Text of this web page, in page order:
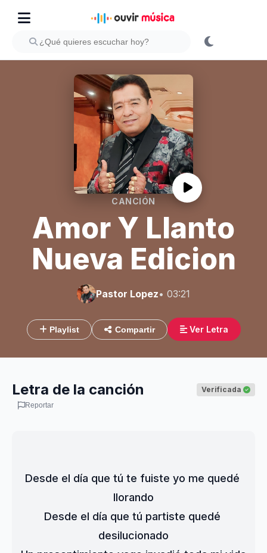
CANCIÓN
Amor Y Llanto
Nueva Edicion
Pastor Lopez• 03:21
Playlist Compartir Ver Letra
Letra de la canción Verificada
Reportar
Desde el día que tú te fuiste yo me quedé
llorando
Desde el día que tú partiste quedé
desilucionado